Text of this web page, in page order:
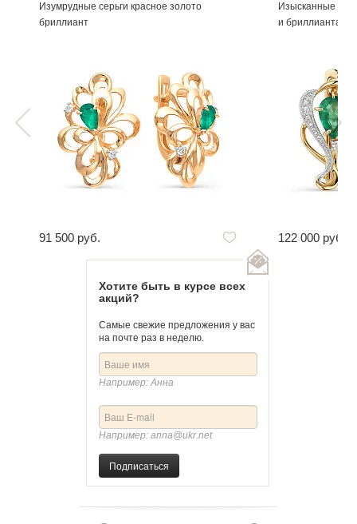
Изумрудные серьги красное золото
бриллиант
91 500 руб.
Изысканные
и бриллиантами
122 000 руб.
Хотите быть в курсе всех
акций?
Самые свежие предложения у вас
на почте раз в неделю.
Например: Анна
Например: anna@ukr.net
Подписаться